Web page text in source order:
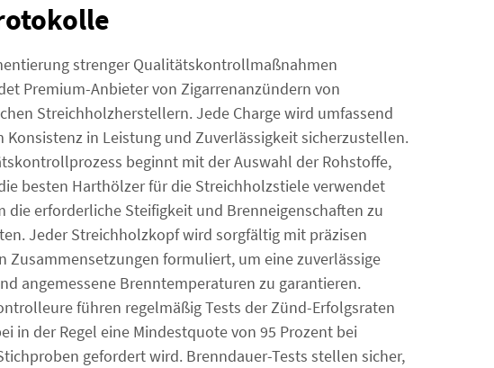
strenger Qualitätskontrollmaßnahmen
Premium-Anbieter von Zigarrenanzündern von
Streichholzherstellern. Jede Charge wird umfassend
Konsistenz in Leistung und Zuverlässigkeit sicherzustellen.
beginnt mit der Auswahl der Rohstoffe,
besten Harthölzer für die Streichholzstiele verwendet
die erforderliche Steifigkeit und Brenneigenschaften zu
Jeder Streichholzkopf wird sorgfältig mit präzisen
Zusammensetzungen formuliert, um eine zuverlässige
angemessene Brenntemperaturen zu garantieren.
führen regelmäßig Tests der Zünd-Erfolgsraten
in der Regel eine Mindestquote von 95 Prozent bei
gefordert wird. Brenndauer-Tests stellen sicher,